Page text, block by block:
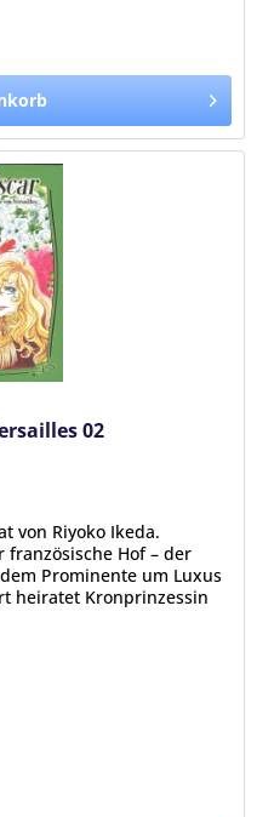
02
von Riyoko Ikeda.
französische Hof – der
Prominente um Luxus
heiratet Kronprinzessin